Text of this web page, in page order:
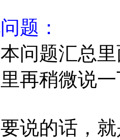
题：
问题汇总
再稍微说
说的话，